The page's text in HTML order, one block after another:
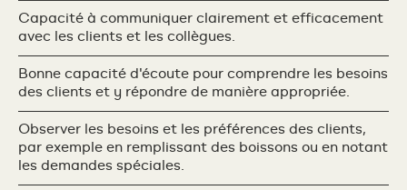
Capacité à communiquer clairement et efficacement
avec les clients et les collègues.
Bonne capacité d'écoute pour comprendre les besoins
des clients et y répondre de manière appropriée.
Observer les besoins et les préférences des clients,
par exemple en remplissant des boissons ou en notant
les demandes spéciales.